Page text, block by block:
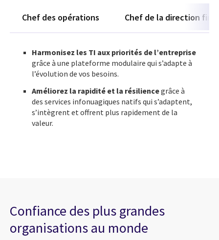
Chef des opérations Chef de la direction
Harmonisez les TI aux priorités de l’entreprise
grâce à une plateforme modulaire qui s’adapte à
l’évolution de vos besoins.
Améliorez la rapidité et la résiliencegrâce à
des services infonuagiques natifs qui s’adaptent,
s’intègrent et offrent plus rapidement de la
valeur.
Confiance des plus grandes
organisations au monde